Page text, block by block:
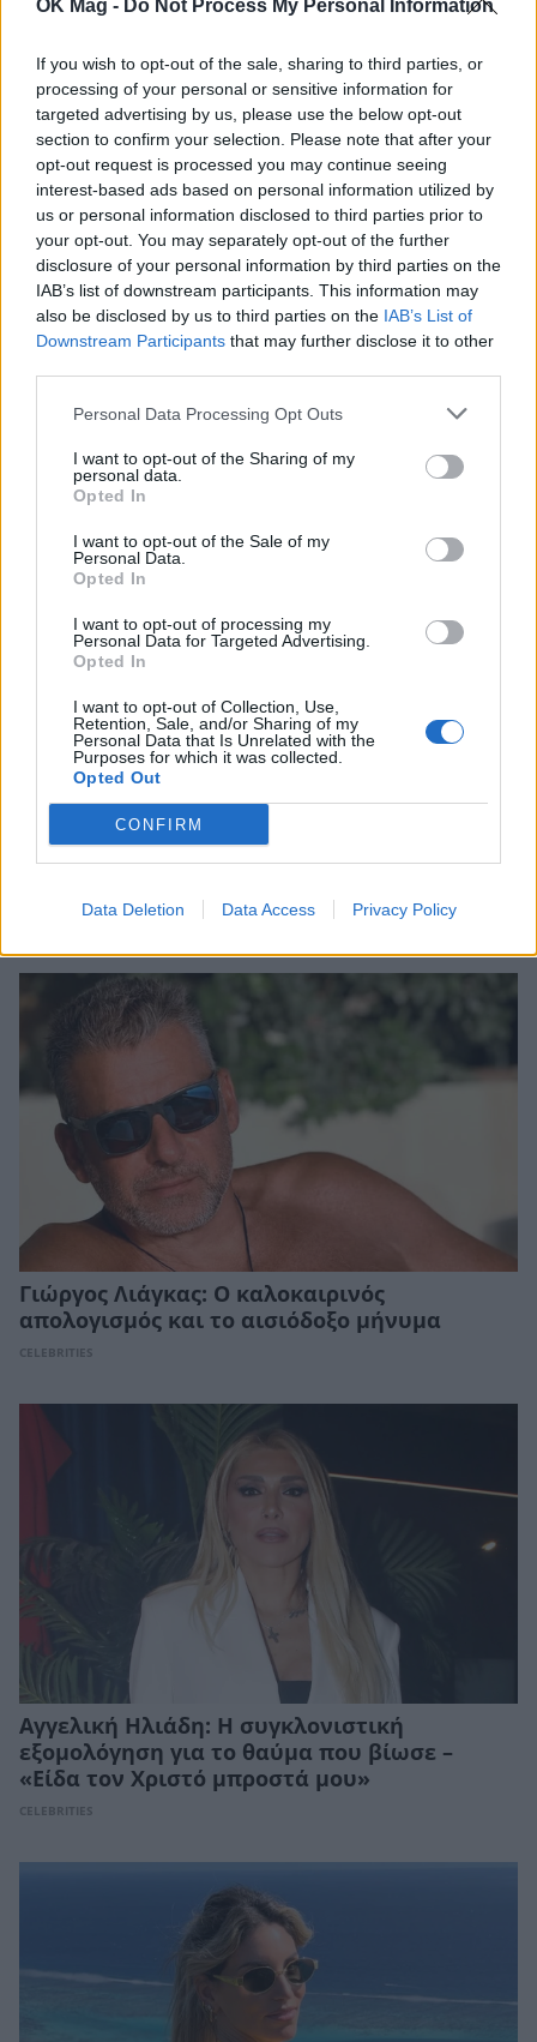
OK Mag - Do Not Process My Personal Information
If you wish to opt-out of the sale, sharing to third parties, or
processing of your personal or sensitive information for
targeted advertising by us, please use the below opt-out
section to confirm your selection. Please note that after your
opt-out request is processed you may continue seeing
interest-based ads based on personal information utilized by
us or personal information disclosed to third parties prior to
your opt-out. You may separately opt-out of the further
disclosure of your personal information by third parties on the
IAB’s list of downstream participants. This information may
also be disclosed by us to third parties on the IAB’s List of
Downstream Participants that may further disclose it to other
Personal Data Processing Opt Outs
I want to opt-out of the Sharing of my
personal data.
Opted In
I want to opt-out of the Sale of my
Personal Data.
Opted In
I want to opt-out of processing my
Personal Data for Targeted Advertising.
Opted In
I want to opt-out of Collection, Use,
Retention, Sale, and/or Sharing of my
Personal Data that Is Unrelated with the
Purposes for which it was collected.
Opted Out
CONFIRM
Data Deletion Data Access Privacy Policy
ΠΕΡΙΣΣΟΤΕΡΑ ΣΤΟ
Γρηγόρης Γκουντάρας: Το χιουμοριστικό
βίντεο και η συμβουλή στους παντρεμένους
Ελένη Φωτοπούλου: Η δημόσια ερωτική
εξομολόγηση στον Άκη Παυλόπουλο για τη
γιορτή του – «Είναι ο φύλακας άγγελος όσων
Γιώργος Λιάγκας: Ο καλοκαιρινός
απολογισμός και το αισιόδοξο μήνυμα
CELEBRITIES
Αγγελική Ηλιάδη: Η συγκλονιστική
εξομολόγηση για το θαύμα που βίωσε –
«Είδα τον Χριστό μπροστά μου»
CELEBRITIES